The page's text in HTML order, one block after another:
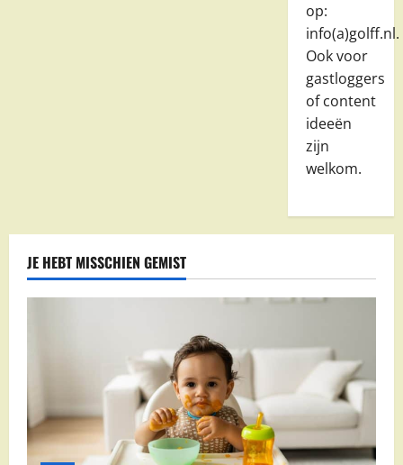
op:
info(a)golff.nl.
Ook voor
gastloggers
of content
ideeën
zijn
welkom.
JE HEBT MISSCHIEN GEMIST